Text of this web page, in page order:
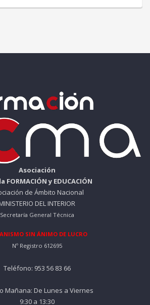
Asociación
FORMACIÓN y EDUCACIÓN
de Ámbito Nacional
DEL INTERIOR
Secretaría General Técnica
SIN ÁNIMO DE LUCRO
Nº Registro 612695
Teléfono: 953 56 83 66
Mañana: De Lunes a Viernes
9:30 a 13:30